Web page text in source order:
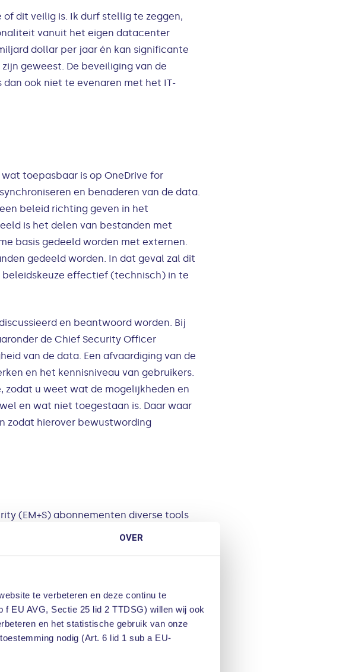
OVER
te verbeteren en deze continu te
EU AVG, Sectie 25 lid 2 TTDSG) willen wij ook
en het statistische gebruik van onze
nodig (Art. 6 lid 1 sub a EU-
dit veilig is. Ik durf stellig te zeggen,
vanuit het eigen datacenter
dollar per jaar én kan significante
geweest. De beveiliging van de
ook niet te evenaren met het IT-
toepasbaar is op OneDrive for
en benaderen van de data.
beleid richting geven in het
is het delen van bestanden met
basis gedeeld worden met externen.
gedeeld worden. In dat geval zal dit
effectief (technisch) in te
en beantwoord worden. Bij
de Chief Security Officer
van de data. Een afvaardiging van de
en het kennisniveau van gebruikers.
zodat u weet wat de mogelijkheden en
en wat niet toegestaan is. Daar waar
zodat hierover bewustwording
(EM+S) abonnementen diverse tools
beschrijven en voorbeelden geven van
om de synchronisatie te
en te forceren dat nieuwe
worden op Active Directory
OneDrive apps hiermee niet